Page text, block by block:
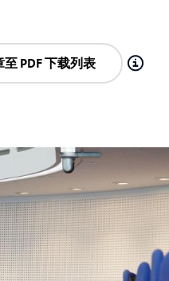
PDF 下载列表